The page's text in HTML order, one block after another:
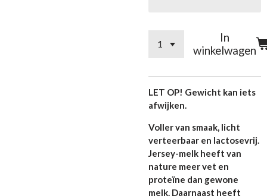
In
winkelwagen
LET OP! Gewicht kan iets
afwijken.
Voller van smaak, licht
verteerbaar en lactosevrij.
Jersey-melk heeft van
nature meer vet en
proteïne dan gewone
melk. Daarnaast heeft